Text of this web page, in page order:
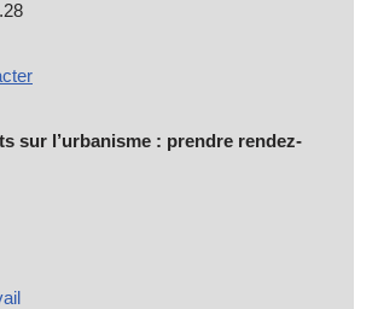
sur l’urbanisme : prendre rendez-